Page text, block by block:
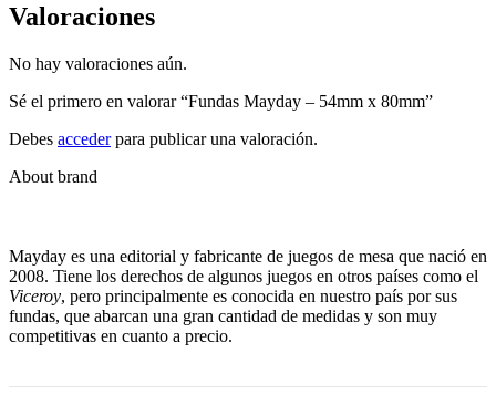
Valoraciones
No hay valoraciones aún.
Sé el primero en valorar “Fundas Mayday – 54mm x 80mm”
Debes accederpara publicar una valoración.
About brand
Mayday es una editorial y fabricante de juegos de mesa que nació en
2008. Tiene los derechos de algunos juegos en otros países como el
Viceroy, pero principalmente es conocida en nuestro país por sus
fundas, que abarcan una gran cantidad de medidas y son muy
competitivas en cuanto a precio.